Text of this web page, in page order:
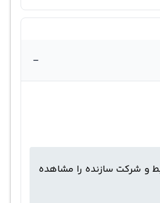
-
و شرکت سازنده را مشاهده